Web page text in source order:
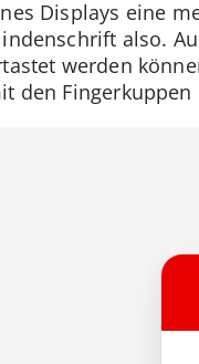
Displays eine
also.
werden
den Fingerkuppen